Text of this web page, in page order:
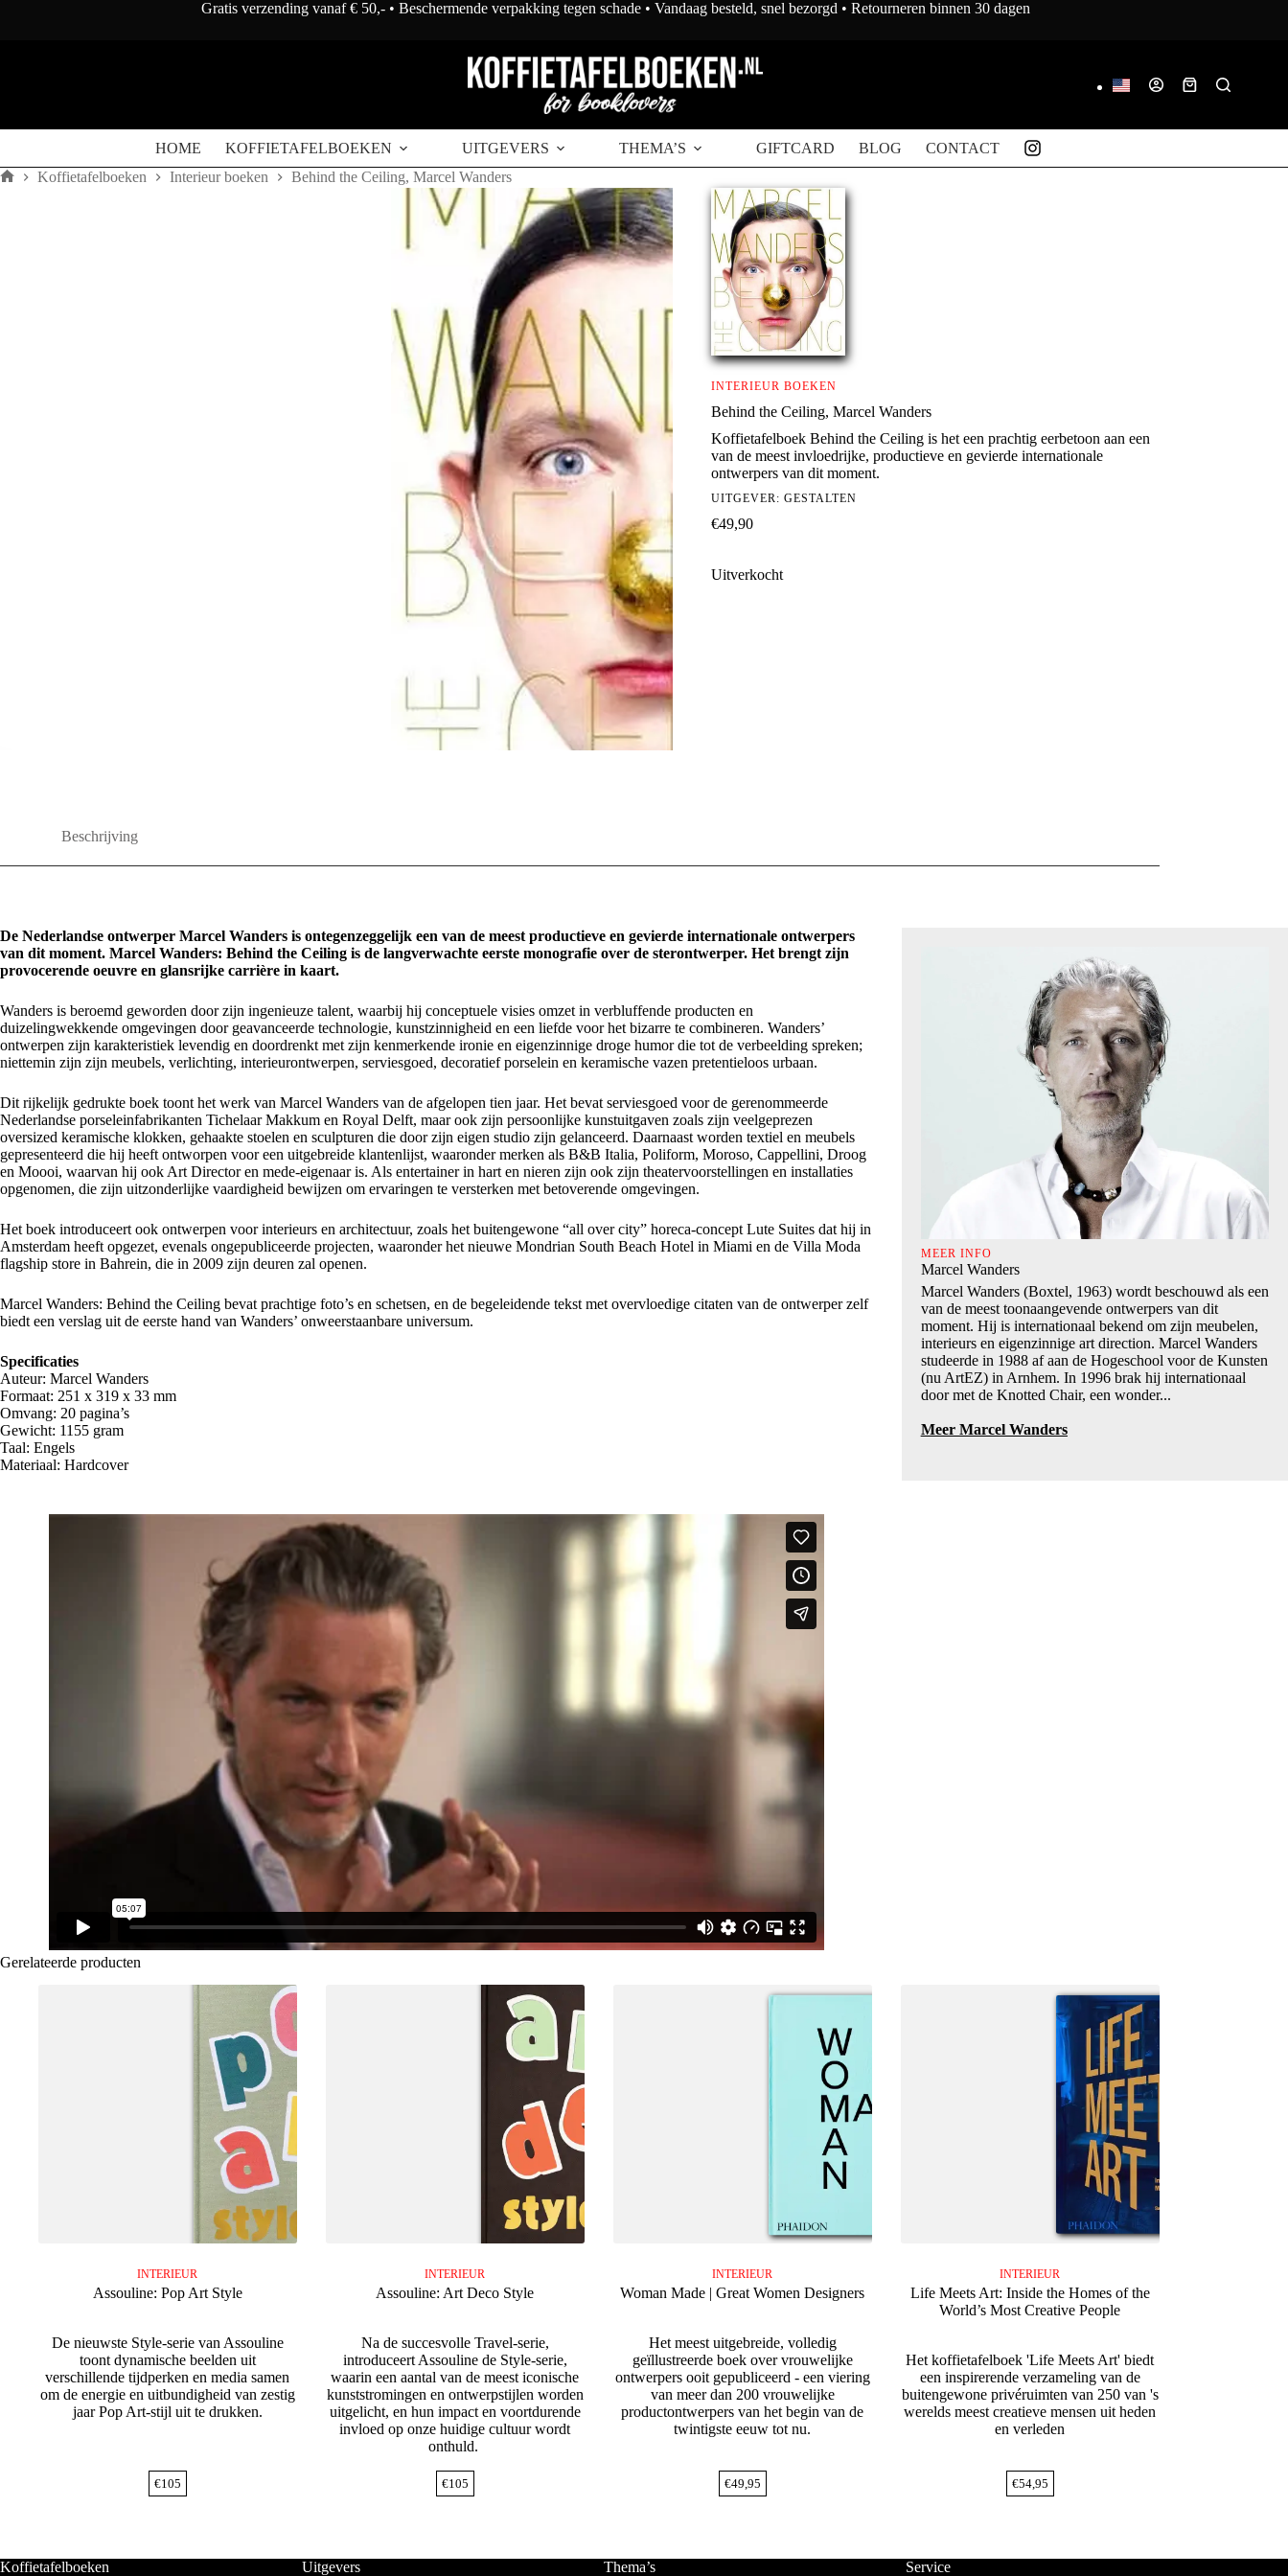
Gratis verzending vanaf € 50,- • Beschermende verpakking tegen schade • Vandaag besteld, snel bezorgd • Retourneren binnen 30 dagen
Winkelwagen
HOME KOFFIETAFELBOEKEN UITGEVERS THEMA’S GIFTCARD BLOG CONTACT
Koffietafelboeken Interieur boeken Behind the Ceiling, Marcel Wanders
INTERIEUR BOEKEN
Behind the Ceiling, Marcel Wanders
Koffietafelboek Behind the Ceiling is het een prachtig eerbetoon aan een
van de meest invloedrijke, productieve en gevierde internationale
ontwerpers van dit moment.
UITGEVER: GESTALTEN
€49,90
Uitverkocht
Beschrijving
De Nederlandse ontwerper Marcel Wanders is ontegenzeggelijk een van de meest productieve en gevierde internationale ontwerpers
van dit moment. Marcel Wanders: Behind the Ceiling is de langverwachte eerste monografie over de sterontwerper. Het brengt zijn
provocerende oeuvre en glansrijke carrière in kaart.
Wanders is beroemd geworden door zijn ingenieuze talent, waarbij hij conceptuele visies omzet in verbluffende producten en
duizelingwekkende omgevingen door geavanceerde technologie, kunstzinnigheid en een liefde voor het bizarre te combineren. Wanders’
ontwerpen zijn karakteristiek levendig en doordrenkt met zijn kenmerkende ironie en eigenzinnige droge humor die tot de verbeelding spreken;
niettemin zijn zijn meubels, verlichting, interieurontwerpen, serviesgoed, decoratief porselein en keramische vazen pretentieloos urbaan.
Dit rijkelijk gedrukte boek toont het werk van Marcel Wanders van de afgelopen tien jaar. Het bevat serviesgoed voor de gerenommeerde
Nederlandse porseleinfabrikanten Tichelaar Makkum en Royal Delft, maar ook zijn persoonlijke kunstuitgaven zoals zijn veelgeprezen
oversized keramische klokken, gehaakte stoelen en sculpturen die door zijn eigen studio zijn gelanceerd. Daarnaast worden textiel en meubels
gepresenteerd die hij heeft ontworpen voor een uitgebreide klantenlijst, waaronder merken als B&B Italia, Poliform, Moroso, Cappellini, Droog
en Moooi, waarvan hij ook Art Director en mede-eigenaar is. Als entertainer in hart en nieren zijn ook zijn theatervoorstellingen en installaties
opgenomen, die zijn uitzonderlijke vaardigheid bewijzen om ervaringen te versterken met betoverende omgevingen.
Het boek introduceert ook ontwerpen voor interieurs en architectuur, zoals het buitengewone “all over city” horeca-concept Lute Suites dat hij in
Amsterdam heeft opgezet, evenals ongepubliceerde projecten, waaronder het nieuwe Mondrian South Beach Hotel in Miami en de Villa Moda
flagship store in Bahrein, die in 2009 zijn deuren zal openen.
Marcel Wanders: Behind the Ceiling bevat prachtige foto’s en schetsen, en de begeleidende tekst met overvloedige citaten van de ontwerper zelf
biedt een verslag uit de eerste hand van Wanders’ onweerstaanbare universum.
Specificaties
Auteur: Marcel Wanders
Formaat: 251 x 319 x 33 mm
Omvang: 20 pagina’s
Gewicht: 1155 gram
Taal: Engels
Materiaal: Hardcover
MEER INFO
Marcel Wanders
Marcel Wanders (Boxtel, 1963) wordt beschouwd als een
van de meest toonaangevende ontwerpers van dit
moment. Hij is internationaal bekend om zijn meubelen,
interieurs en eigenzinnige art direction. Marcel Wanders
studeerde in 1988 af aan de Hogeschool voor de Kunsten
(nu ArtEZ) in Arnhem. In 1996 brak hij internationaal
door met de Knotted Chair, een wonder...
Meer Marcel Wanders
Gerelateerde producten
INTERIEUR
Assouline: Pop Art Style
De nieuwste Style-serie van Assouline
toont dynamische beelden uit
verschillende tijdperken en media samen
om de energie en uitbundigheid van zestig
jaar Pop Art-stijl uit te drukken.
€105
INTERIEUR
Assouline: Art Deco Style
Na de succesvolle Travel-serie,
introduceert Assouline de Style-serie,
waarin een aantal van de meest iconische
kunststromingen en ontwerpstijlen worden
uitgelicht, en hun impact en voortdurende
invloed op onze huidige cultuur wordt
onthuld.
€105
INTERIEUR
Woman Made | Great Women Designers
Het meest uitgebreide, volledig
geïllustreerde boek over vrouwelijke
ontwerpers ooit gepubliceerd - een viering
van meer dan 200 vrouwelijke
productontwerpers van het begin van de
twintigste eeuw tot nu.
€49,95
INTERIEUR
Life Meets Art: Inside the Homes of the
World’s Most Creative People
Het koffietafelboek 'Life Meets Art' biedt
een inspirerende verzameling van de
buitengewone privéruimten van 250 van 's
werelds meest creatieve mensen uit heden
en verleden
€54,95
Koffietafelboeken Uitgevers Thema’s Service